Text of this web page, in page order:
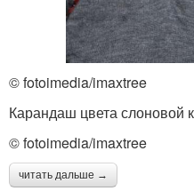
© fotoimedia/imaxtree
Карандаш цвета слоновой
© fotoimedia/imaxtree
читать дальше →